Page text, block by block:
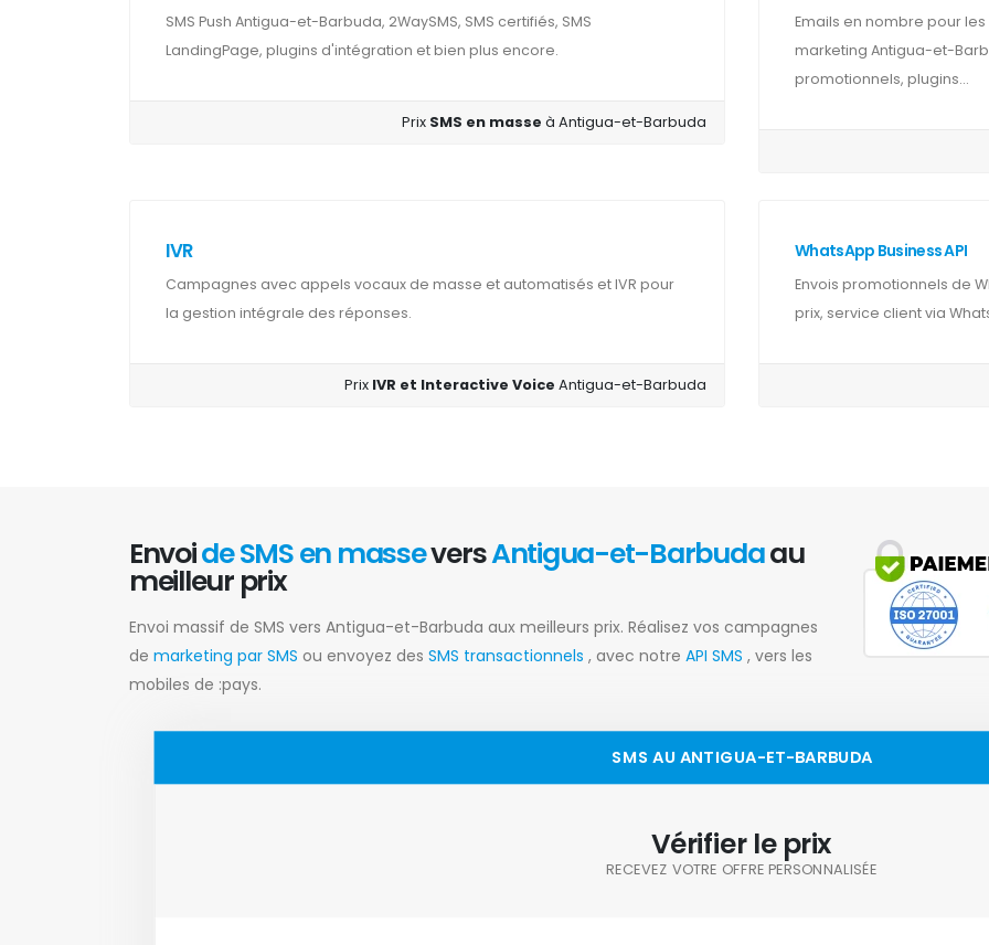
SMS Push Antigua-et-Barbuda, 2WaySMS, SMS certifiés, SMS
LandingPage, plugins d'intégration et bien plus encore.
Prix SMS en masseà Antigua-et-Barbuda
Emails en nombre pour
marketing Antigua-et-
promotionnels, plugins...
IVR
Campagnes avec appels vocaux de masse et automatisés et IVR pour
la gestion intégrale des réponses.
Prix IVR et Interactive VoiceAntigua-et-Barbuda
WhatsApp Business API
Envois promotionnels de
prix, service client via
Envoide SMS en masseversAntigua-et-Barbudaau
meilleur prix
Envoi massif de SMS vers Antigua-et-Barbuda aux meilleurs prix. Réalisez vos campagnes
de marketing par SMS ou envoyez des SMS transactionnels , avec notre API SMS , vers les
mobiles de :pays.
SMS AU ANTIGUA-ET-BARBUDA
Vérifier le prix
RECEVEZ VOTRE OFFRE PERSONNALISÉE